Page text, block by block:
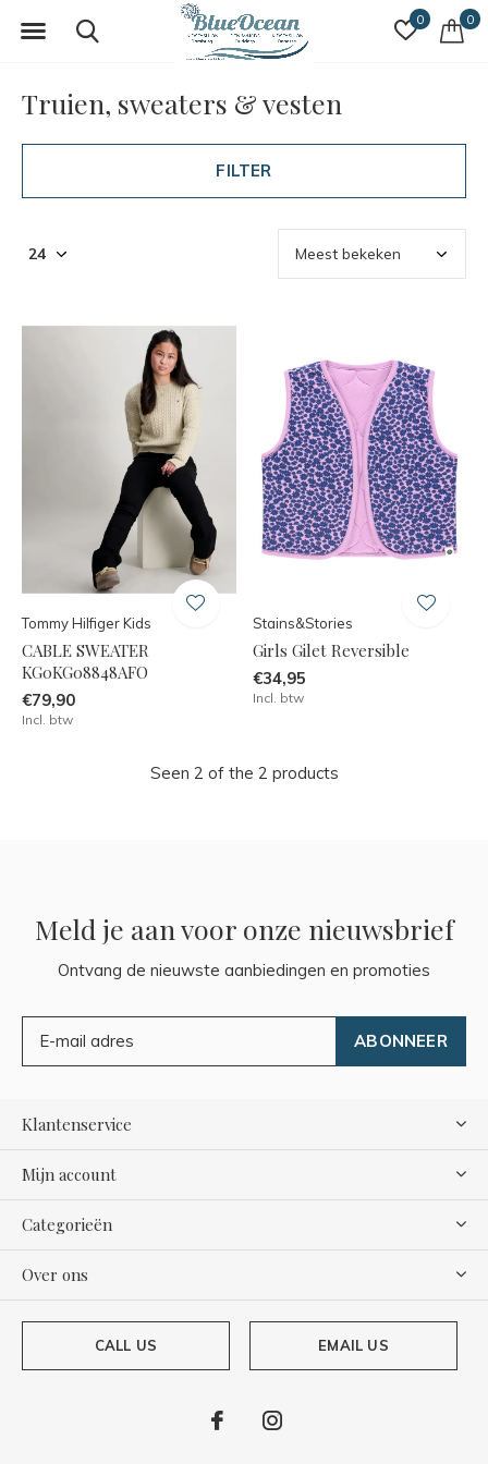
0 0
Truien, sweaters & vesten
FILTER
Tommy Hilfiger Kids
CABLE SWEATER
KG0KG08848AFO
€79,90
Incl. btw
Stains&Stories
Girls Gilet Reversible
€34,95
Incl. btw
Seen 2 of the 2 products
Meld je aan voor onze nieuwsbrief
Ontvang de nieuwste aanbiedingen en promoties
ABONNEER
Klantenservice
Mijn account
Categorieën
Over ons
CALL US EMAIL US